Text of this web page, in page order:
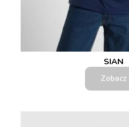
SIAN
Zobacz